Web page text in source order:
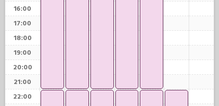
16:00
17:00
18:00
19:00
20:00
21:00
22:00